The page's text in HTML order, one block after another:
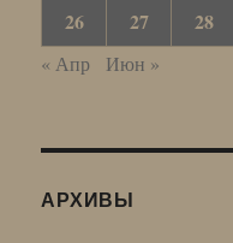
26
27 28
« Апр Июн »
АРХИВЫ